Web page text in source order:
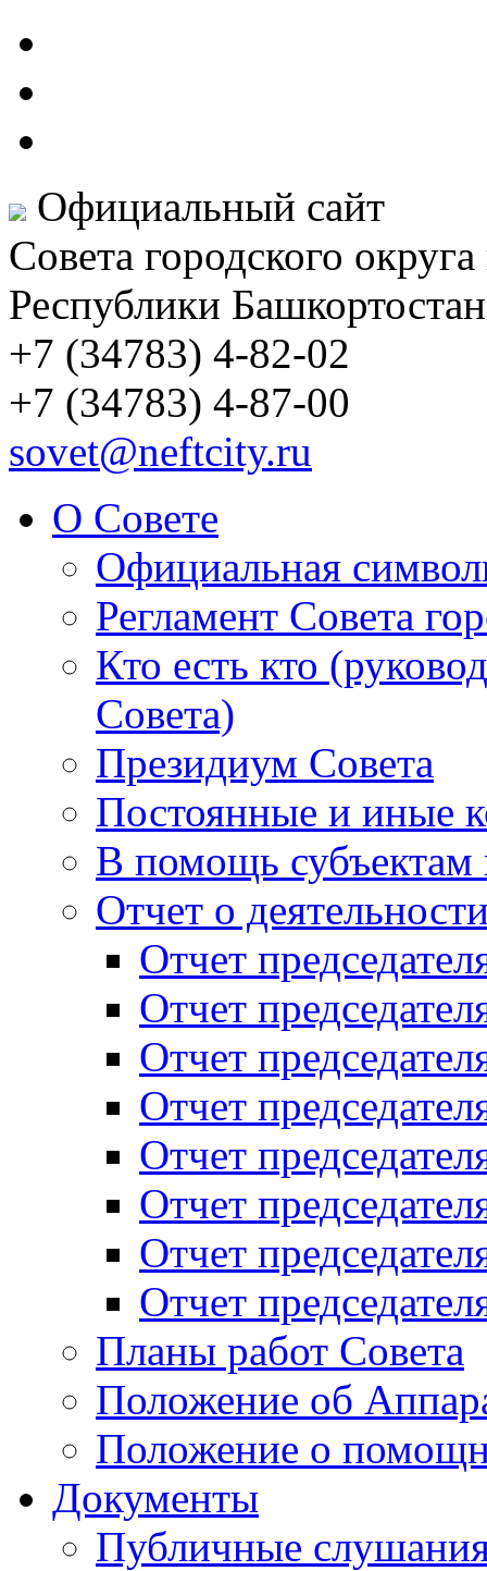
Официальный сайт
Совета городского
Республики Башкортостан
+7 (34783) 4-82-02
+7 (34783) 4-87-00
sovet@neftcity.ru
О Совете
Официальная
Регламент Совета
Кто есть кто
Совета)
Президиум Совета
Постоянные и иные
В помощь субъектам
Отчет о
Отчет
Отчет
Отчет
Отчет
Отчет
Отчет
Отчет
Отчет
Планы работ Совета
Положение об
Положение о
Документы
Публичные